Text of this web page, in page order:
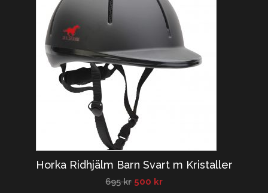
Horka Ridhjälm Barn Svart m Kristaller
695kr 500 kr